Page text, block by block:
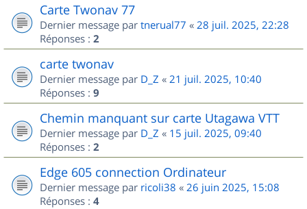
Carte Twonav 77
Dernier message par tnerual77 « 28 juil. 2025, 22:28
Réponses : 2
carte twonav
Dernier message par D_Z « 21 juil. 2025, 10:40
Réponses : 9
Chemin manquant sur carte Utagawa VTT
Dernier message par D_Z « 15 juil. 2025, 09:40
Réponses : 2
Edge 605 connection Ordinateur
Dernier message par ricoli38 « 26 juin 2025, 15:08
Réponses : 4